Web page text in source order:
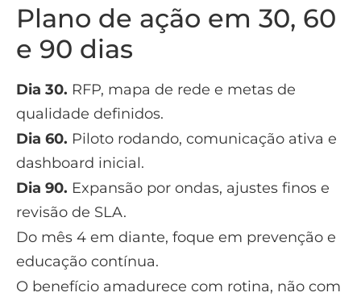
Plano de ação em 30, 60
e 90 dias
Dia 30. RFP, mapa de rede e metas de
qualidade definidos.
Dia 60. Piloto rodando, comunicação ativa e
dashboard inicial.
Dia 90. Expansão por ondas, ajustes finos e
revisão de SLA.
Do mês 4 em diante, foque em prevenção e
educação contínua.
O benefício amadurece com rotina, não com